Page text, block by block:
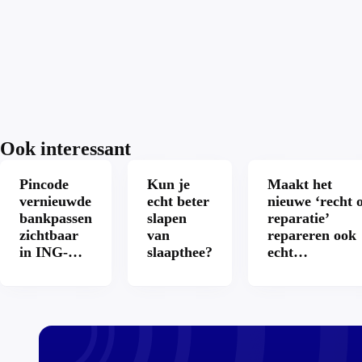
Ook interessant
Pincode
vernieuwde
bankpassen
zichtbaar
in ING-
Kun je
echt beter
slapen
van
slaapthee?
Maakt het
nieuwe ‘recht
reparatie’
repareren ook
echt